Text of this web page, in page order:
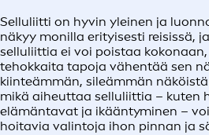
Selluliitti on hyvin yleinen ja
näkyy monilla erityisesti reisissä,
selluliittia ei voi poistaa
tehokkaita tapoja vähentää sen
kiinteämmän, sileämmän
mikä aiheuttaa selluliittia – kuten
elämäntavat ja ikääntyminen –
hoitavia valintoja ihon pinnan ja